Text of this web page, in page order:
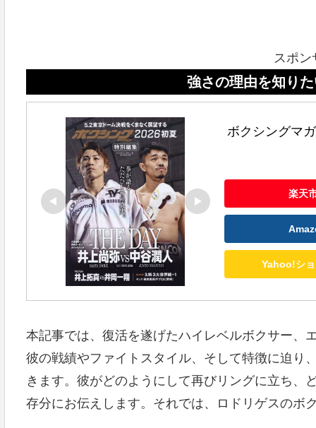
スポン
強さの理由を知りたいなら、
ボクシングマ
楽天
Yahoo!シ
本記事では、復活を遂げたハイレベルボクサー、
彼の戦績やファイトスタイル、そして特徴に迫り
きます。彼がどのようにして再びリングに立ち、
存分にお伝えします。それでは、ロドリゲスのボ